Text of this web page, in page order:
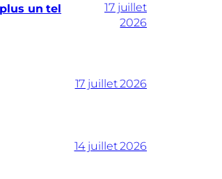
un tel
17 juillet
2026
17 juillet 2026
14 juillet 2026